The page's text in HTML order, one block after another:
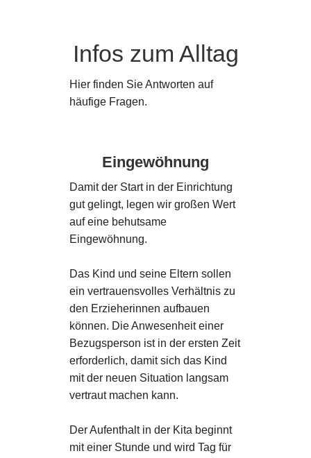
Infos zum Alltag
Hier finden Sie Antworten auf
häufige Fragen.
Eingewöhnung
Damit der Start in der Einrichtung
gut gelingt, legen wir großen Wert
auf eine behutsame
Eingewöhnung.
Das Kind und seine Eltern sollen
ein vertrauensvolles Verhältnis zu
den Erzieherinnen aufbauen
können. Die Anwesenheit einer
Bezugsperson ist in der ersten Zeit
erforderlich, damit sich das Kind
mit der neuen Situation langsam
vertraut machen kann.
Der Aufenthalt in der Kita beginnt
mit einer Stunde und wird Tag für